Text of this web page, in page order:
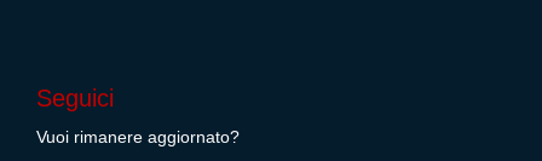
Seguici
Vuoi rimanere aggiornato?